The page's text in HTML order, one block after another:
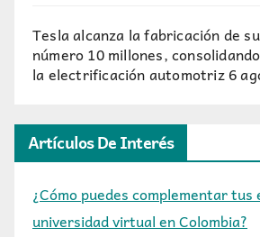
Tesla alcanza la fabricación de
número 10 millones,
la electrificación automotriz6
Artículos De Interés
¿Cómo puedes complementar tus
universidad virtual en Colombia?